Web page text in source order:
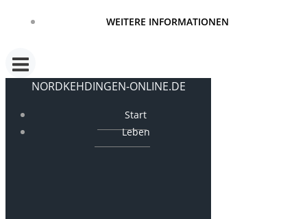
WEITERE INFORMATIONEN
NORDKEHDINGEN-ONLINE.DE
Start
Leben